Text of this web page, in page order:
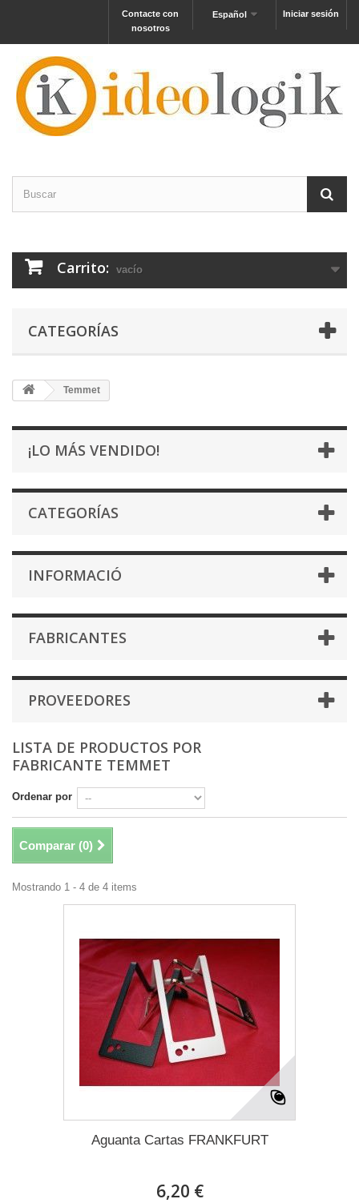
Iniciar sesión
Español
Contacte con
nosotros
Carrito: vacío
CATEGORÍAS
Temmet
¡LO MÁS VENDIDO!
CATEGORÍAS
INFORMACIÓ
FABRICANTES
PROVEEDORES
LISTA DE PRODUCTOS POR
FABRICANTE TEMMET
Ordenar por
Comparar (0)
Mostrando 1 - 4 de 4 items
Aguanta Cartas FRANKFURT
6,20 €